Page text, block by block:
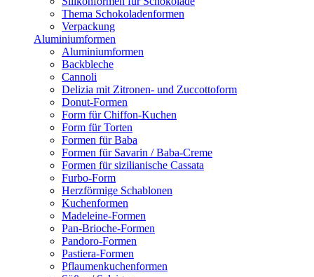
Thema Schokoladenformen
Verpackung
Aluminiumformen
Aluminiumformen
Backbleche
Cannoli
Delizia mit Zitronen- und Zuccottoform
Donut-Formen
Form für Chiffon-Kuchen
Form für Torten
Formen für Baba
Formen für Savarin / Baba-Creme
Formen für sizilianische Cassata
Furbo-Form
Herzförmige Schablonen
Kuchenformen
Madeleine-Formen
Pan-Brioche-Formen
Pandoro-Formen
Pastiera-Formen
Pflaumenkuchenformen